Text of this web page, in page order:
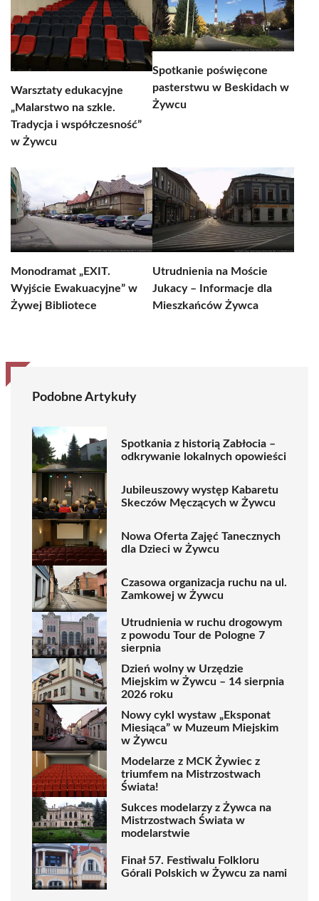
Warsztaty edukacyjne
„Malarstwo na szkle.
Tradycja i współczesność”
w Żywcu
Spotkanie poświęcone
pasterstwu w Beskidach w
Żywcu
Monodramat „EXIT.
Wyjście Ewakuacyjne” w
Żywej Bibliotece
Utrudnienia na Moście
Jukacy – Informacje dla
Mieszkańców Żywca
Podobne Artykuły
Spotkania z historią Zabłocia –
odkrywanie lokalnych opowieści
Jubileuszowy występ Kabaretu
Skeczów Męczących w Żywcu
Nowa Oferta Zajęć Tanecznych
dla Dzieci w Żywcu
Czasowa organizacja ruchu na ul.
Zamkowej w Żywcu
Utrudnienia w ruchu drogowym
z powodu Tour de Pologne 7
sierpnia
Dzień wolny w Urzędzie
Miejskim w Żywcu – 14 sierpnia
2026 roku
Nowy cykl wystaw „Eksponat
Miesiąca” w Muzeum Miejskim
w Żywcu
Modelarze z MCK Żywiec z
triumfem na Mistrzostwach
Świata!
Sukces modelarzy z Żywca na
Mistrzostwach Świata w
modelarstwie
Finał 57. Festiwalu Folkloru
Górali Polskich w Żywcu za nami